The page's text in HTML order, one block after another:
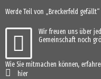
Werde Teil von „Breckerfeld gefällt“
Wir freuen uns über
Gemeinschaft noch
Wie Sie mitmachen können,
hier